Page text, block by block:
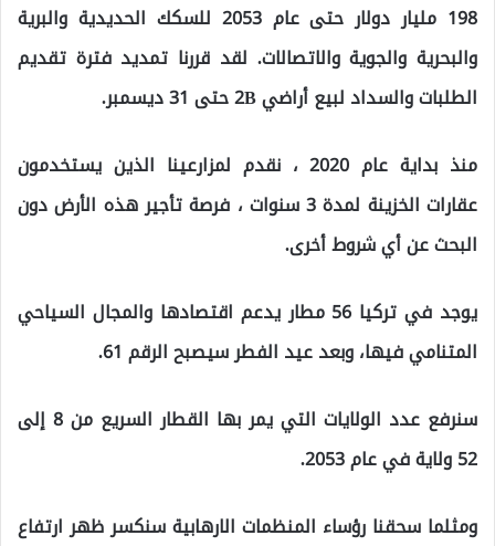
198 مليار دولار حتى عام 2053 للسكك الحديدية والبرية
والبحرية والجوية والاتصالات. لقد قررنا تمديد فترة تقديم
الطلبات والسداد لبيع أراضي 2B حتى 31 ديسمبر.
منذ بداية عام 2020 ، نقدم لمزارعينا الذين يستخدمون
عقارات الخزينة لمدة 3 سنوات ، فرصة تأجير هذه الأرض دون
البحث عن أي شروط أخرى.
يوجد في تركيا 56 مطار يدعم اقتصادها والمجال السياحي
المتنامي فيها، وبعد عيد الفطر سيصبح الرقم 61.
سنرفع عدد الولايات التي يمر بها القطار السريع من 8 إلى
52 ولاية في عام 2053.
ومثلما سحقنا رؤساء المنظمات الارهابية سنكسر ظهر ارتفاع